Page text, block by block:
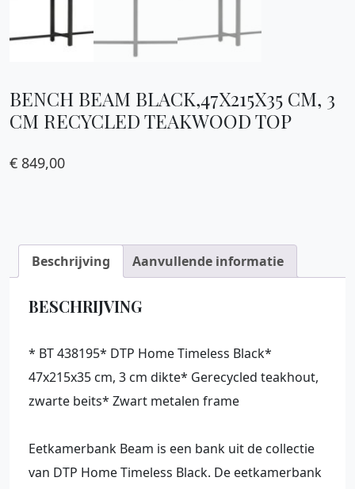
BENCH BEAM BLACK,47X215X35 CM, 3
CM RECYCLED TEAKWOOD TOP
€ 849,00
Beschrijving Aanvullende informatie
BESCHRIJVING
* BT 438195* DTP Home Timeless Black*
47x215x35 cm, 3 cm dikte* Gerecycled teakhout,
zwarte beits* Zwart metalen frame
Eetkamerbank Beam is een bank uit de collectie
van DTP Home Timeless Black. De eetkamerbank